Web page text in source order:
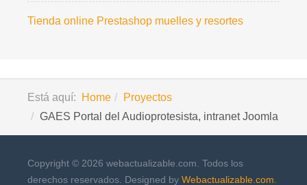
Tienda online Prestashop muelles y resortes
Está aquí: Home
Proyectos
GAES Portal del Audioprotesista, intranet Joomla
Copyright © 2026 webactualizable.com. Todos los
derechos reservados. Designed by Webactualizable.com